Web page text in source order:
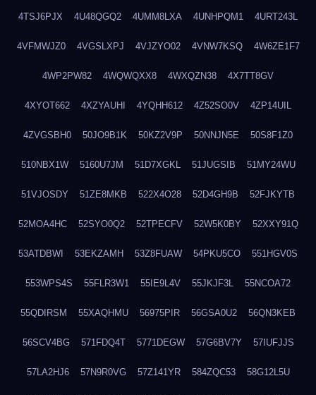
4TSJ6PJX 4U48QGQ2 4UMM8LXA 4UNHPQM1 4URT243L
4VFMWJZ0 4VGSLXPJ 4VJZYO02 4VNW7KSQ 4W6ZE1F7
4WP2PW82 4WQWQXX8 4WXQZN38 4X7TT8GV
4XYOT662 4XZYAUHI 4YQHH612 4Z52SO0V 4ZP14UIL
4ZVGSBH0 50JO9B1K 50KZ2V9P 50NNJN5E 50S8F1Z0
510NBX1W 5160U7JM 51D7XGKL 51JUGSIB 51MY24WU
51VJOSDY 51ZE8MKB 522X4O28 52D4GH9B 52FJKYTB
52MOA4HC 52SYO0Q2 52TPECFV 52W5K0BY 52XXY91Q
53ATDBWI 53EKZAMH 53Z8FUAW 54PKU5CO 551HGV0S
553WPS4S 55FLR3W1 55IE9L4V 55JKJF3L 55NCOA72
55QDIRSM 55XAQHMU 56975PIR 56GSA0U2 56QN3KEB
56SCV4BG 571FDQ4T 5771DEGW 57G6BV7Y 57IUFJJS
57LA2HJ6 57N9R0VG 57Z141YR 584ZQC53 58G12L5U